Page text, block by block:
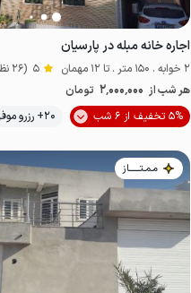
اقتصادی
اجاره خانه مبله در پارسیان
2 خوابه . 150 متر . تا 12 مهمان 5 (26 نظر)
هر شب از 2٬000٬000 تومان
5% تخفیف از 6 شب
20+ رزرو موفق
مـمـتــــــاز